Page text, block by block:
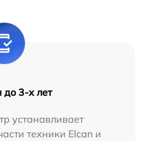
до 3-х лет
устанавливает
техники Elcan и